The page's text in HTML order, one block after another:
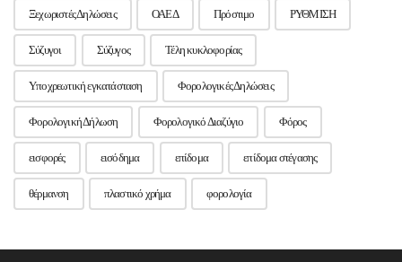
Ξεχωριστές Δηλώσεις ΟΑΕΔ Πρόστιμο ΡΥΘΜΙΣΗ
Σύζυγοι Σύζυγος Τέλη κυκλοφορίας
Υποχρεωτική εγκατάσταση Φορολογικές Δηλώσεις
Φορολογική Δήλωση Φορολογικό Διαζύγιο Φόρος
εισφορές εισόδημα επίδομα επίδομα στέγασης
θέρμανση πλαστικό χρήμα φορολογία